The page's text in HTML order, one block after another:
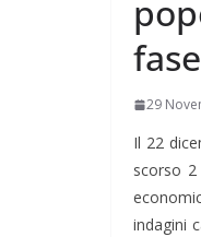
fase
29
Il 22
scorso
indagini